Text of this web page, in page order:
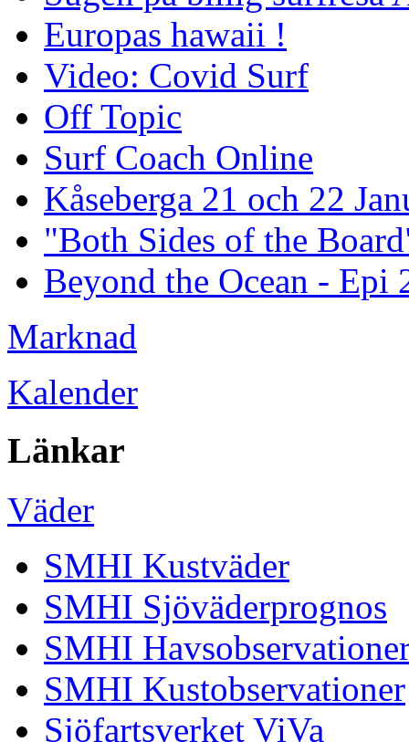
Europas hawaii !
Video: Covid Surf
Off Topic
Surf Coach Online
Kåseberga 21 och 22
"Both Sides of the
Beyond the Ocean - Epi
Marknad
Kalender
Länkar
Väder
SMHI Kustväder
SMHI Sjöväderprognos
SMHI
SMHI Kustobservationer
Sjöfartsverket ViVa